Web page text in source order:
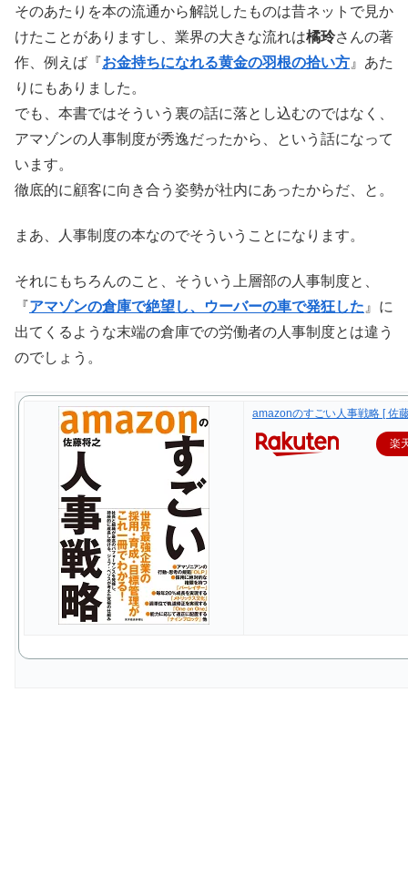
そのあたりを本の流通から解説したものは昔ネットで見か
けたことがありますし、業界の大きな流れは橘玲さんの著
作、例えば『お金持ちになれる黄金の羽根の拾い方 』あた
りにもありました。
でも、本書ではそういう裏の話に落とし込むのではなく、
アマゾンの人事制度が秀逸だったから、という話になって
います。
徹底的に顧客に向き合う姿勢が社内にあったからだ、と。
まあ、人事制度の本なのでそういうことになります。
それにもちろんのこと、そういう上層部の人事制度と、
『アマゾンの倉庫で絶望し、ウーバーの車で発狂した』に
出てくるような末端の倉庫での労働者の人事制度とは違う
のでしょう。
amazonのすごい人事戦略 [ 佐
楽